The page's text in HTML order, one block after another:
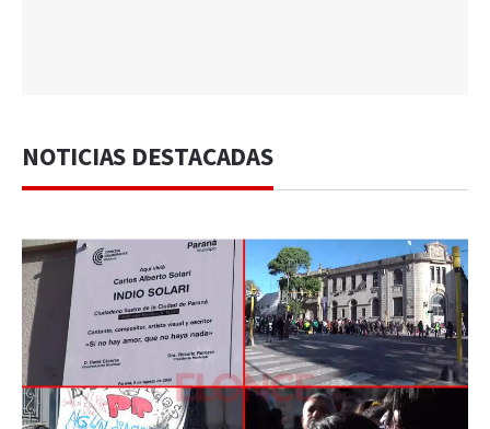
NOTICIAS DESTACADAS